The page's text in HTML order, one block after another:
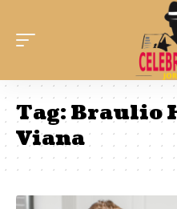
Tag:Braulio
Viana